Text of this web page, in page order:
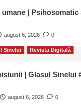
| Psihosomatic
august 6, 2026 0
Sinelui Revista Digitală
| Glasul Sinelui
august 6, 2026 0